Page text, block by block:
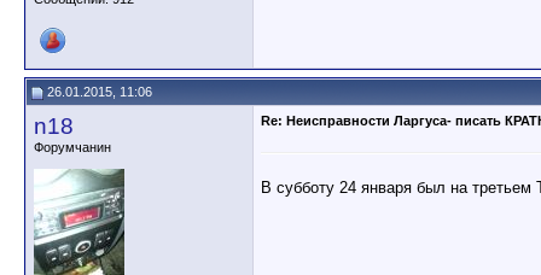
26.01.2015, 11:06
n18
Форумчанин
Re: Неисправности Ларгуса- писать
В субботу 24 января был на третьем